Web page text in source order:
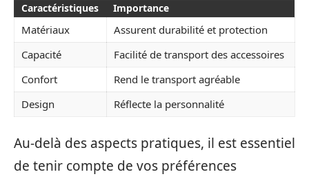
Caractéristiques Importance
Matériaux
Assurent durabilité et protection
Capacité
Facilité de transport des accessoires
Confort
Rend le transport agréable
Design
Réflecte la personnalité
Au-delà des aspects pratiques, il est essentiel
de tenir compte de vos préférences